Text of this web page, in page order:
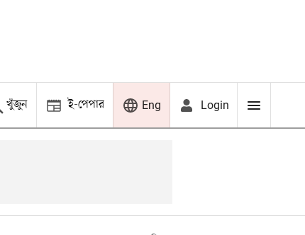
খুঁজুন ই-পেপার Eng Login